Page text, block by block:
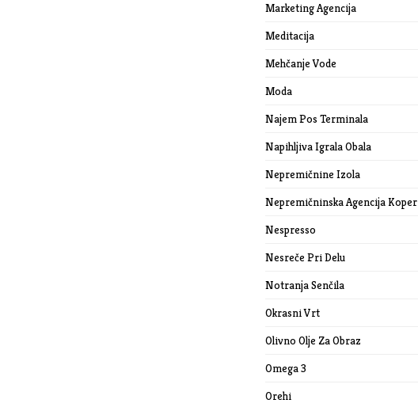
Marketing Agencija
Meditacija
Mehčanje Vode
Moda
Najem Pos Terminala
Napihljiva Igrala Obala
Nepremičnine Izola
Nepremičninska Agencija Koper
Nespresso
Nesreče Pri Delu
Notranja Senčila
Okrasni Vrt
Olivno Olje Za Obraz
Omega 3
Orehi